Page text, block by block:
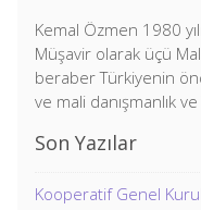
Kemal Özmen 1980
Müşavir olarak üçü
beraber Türkiyenin
ve mali danışmanlık ve
Son Yazılar
Kooperatif Genel